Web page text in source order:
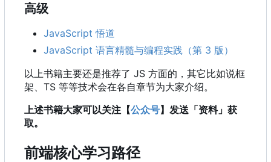
高级
JavaScript 悟道
JavaScript 语言精髓与编程实践（第 3 版）
以上书籍主要还是推荐了 JS 方面的 ， 其它比如说框
架、TS 等等技术会在各自章节为大家介绍。
上述书籍大家可以关注【公众号】发送「资料」获
取。
前端核心学习路径